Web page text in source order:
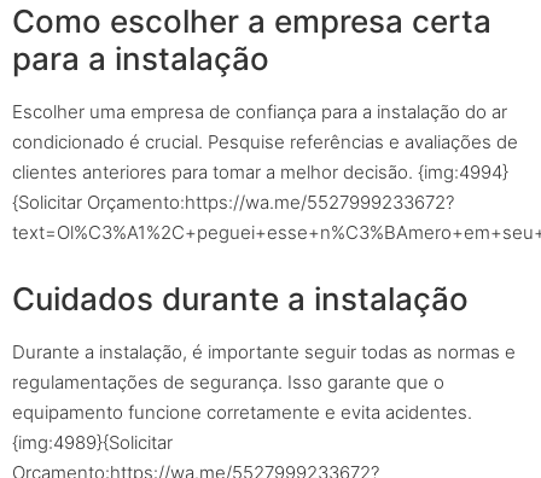
Como escolher a empresa certa
para a instalação
Escolher uma empresa de confiança para a instalação do ar
condicionado é crucial. Pesquise referências e avaliações de
clientes anteriores para tomar a melhor decisão. {img:4994}
{Solicitar Orçamento:https://wa.me/5527999233672?
Cuidados durante a instalação
Durante a instalação, é importante seguir todas as normas e
regulamentações de segurança. Isso garante que o
equipamento funcione corretamente e evita acidentes.
{img:4989}{Solicitar
Orçamento:https://wa.me/5527999233672?